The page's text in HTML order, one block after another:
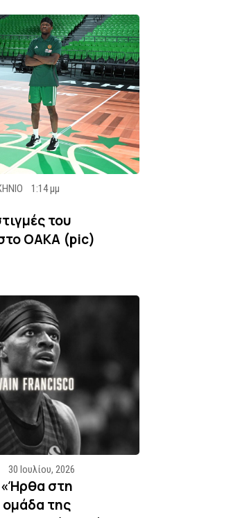
1:14 μμ
του
ΟΑΚΑ (pic)
30 Ιουλίου, 2026
στη
της